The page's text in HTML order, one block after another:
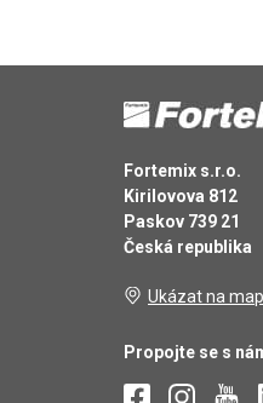
Fortemix s.r.o.
Kirilovova 812
Paskov 739 21
Česká republika
Ukázat na
Propojte se s